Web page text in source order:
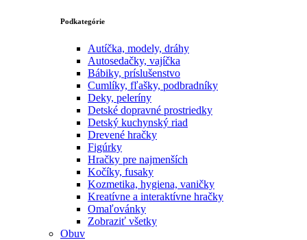
Podkategórie
Autíčka, modely, dráhy
Autosedačky, vajíčka
Bábiky, príslušenstvo
Cumlíky, fľašky, podbradníky
Deky, peleríny
Detské dopravné prostriedky
Detský kuchynský riad
Drevené hračky
Figúrky
Hračky pre najmenších
Kočíky, fusaky
Kozmetika, hygiena, vaničky
Kreatívne a interaktívne hračky
Omaľovánky
Zobraziť všetky
Obuv